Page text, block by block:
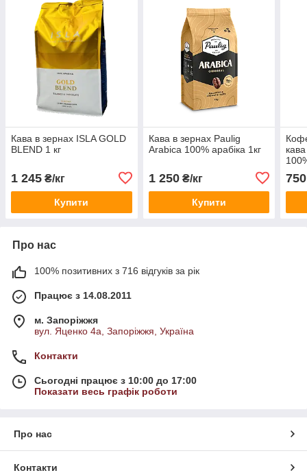
Кава в зернах ISLA GOLD
BLEND 1 кг
1 245 ₴/кг
Купити
Кава в зернах Paulig
Arabica 100% арабіка 1кг
1 250₴/кг
Купити
750
Про нас
100% позитивних з 716 відгуків за рік
Працює з 14.08.2011
м. Запоріжжя
вул. Яценко 4а, Запоріжжя, Україна
Контакти
Сьогодні працює з 10:00 до 17:00
Показати весь графік роботи
Про нас
Контакти